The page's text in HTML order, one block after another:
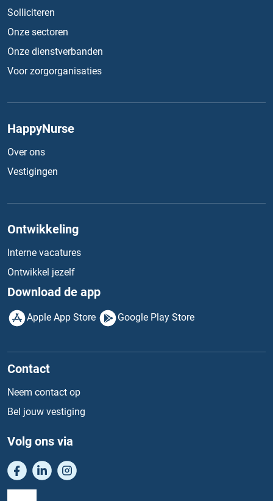
Solliciteren
Onze sectoren
Onze dienstverbanden
Voor zorgorganisaties
HappyNurse
Over ons
Vestigingen
Ontwikkeling
Interne vacatures
Ontwikkel jezelf
Download de app
Apple App Store Google Play Store
Contact
Neem contact op
Bel jouw vestiging
Volg ons via